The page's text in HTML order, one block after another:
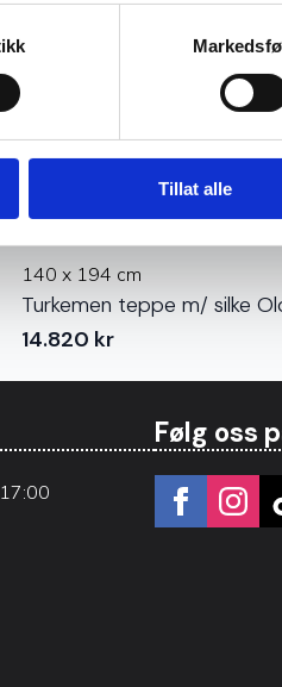
Tillat alle
140 x 194 cm
Turkemen teppe m/ silke
14.820 kr
Følg oss